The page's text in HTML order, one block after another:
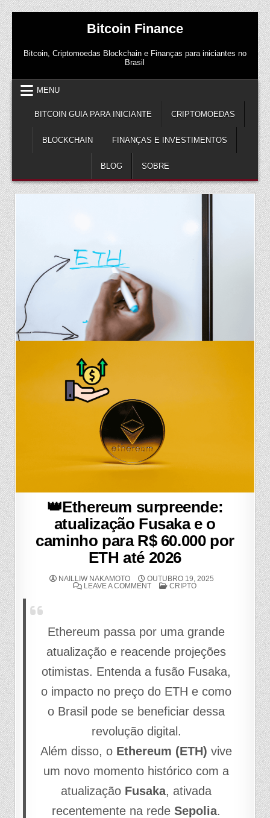
Skip
to
content
Bitcoin Finance
Bitcoin, Criptomoedas Blockchain e Finanças para iniciantes no
Brasil
MENU
BITCOIN GUIA PARA INICIANTE CRIPTOMOEDAS
BLOCKCHAIN FINANÇAS E INVESTIMENTOS
BLOG SOBRE
👑Ethereum surpreende:
atualização Fusaka e o
caminho para R$ 60.000 por
ETH até 2026
NAILLIW NAKAMOTO
OUTUBRO 19, 2025
LEAVE A COMMENTON
E
O
PARA
R$
POR
ATÉ
2026
POSTED
CRIPTO
Ethereum passa por uma grande
atualização e reacende projeções
otimistas. Entenda a fusão Fusaka,
o impacto no preço do ETH e como
o Brasil pode se beneficiar dessa
revolução digital.
Além disso, o Ethereum (ETH) vive
um novo momento histórico com a
atualização Fusaka, ativada
recentemente na redeSepolia.